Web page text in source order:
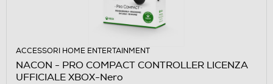
ACCESSORI HOME ENTERTAINMENT
NACON - PRO COMPACT CONTROLLER LICENZA
UFFICIALE XBOX-Nero